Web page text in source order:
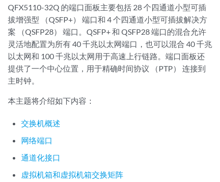
QFX5110-32Q 的端口面板主要包括 28 个四通道小型可插
拔增强型 （QSFP+） 端口和 4 个四通道小型可插拔解决方
案 （QSFP28） 端口。QSFP+ 和 QSFP28 端口的混合允许
灵活地配置为所有 40 千兆以太网端口，也可以混合 40 千兆
以太网和 100 千兆以太网用于高速上行链路。端口面板还
提供了一个中心位置，用于精确时间协议 （PTP） 连接到
主时钟。
本主题将介绍如下内容：
交换机概述
网络端口
通道化接口
虚拟机箱和虚拟机箱交换矩阵